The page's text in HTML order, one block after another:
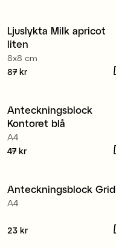
Ljuslykta Milk apricot
liten
8x8 cm
Pris:
87 kr
Anteckningsblock
Kontoret blå
A4
Pris:
47 kr
Anteckningsblock Grid
A4
Pris:
23 kr